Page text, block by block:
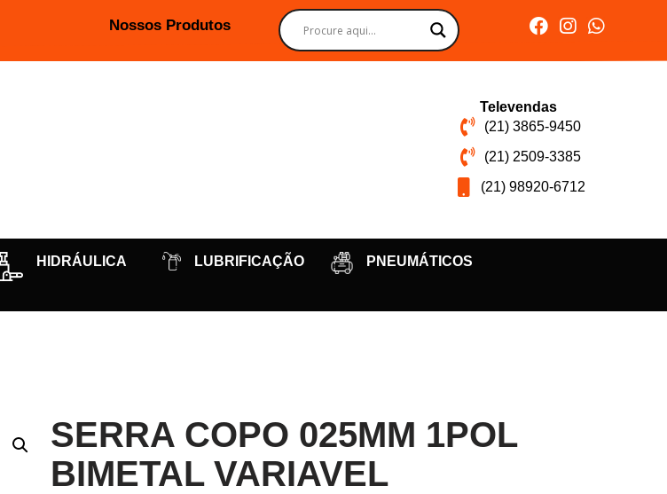
Nossos Produtos
Televendas
(21) 3865-9450
(21) 2509-3385
(21) 98920-6712
HIDRÁULICA LUBRIFICAÇÃO PNEUMÁTICOS
SERRA COPO 025MM 1POL
BIMETAL VARIAVEL